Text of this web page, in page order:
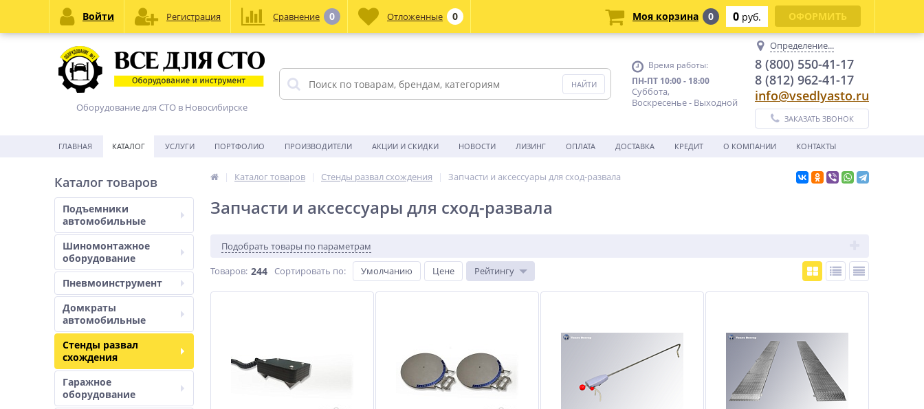
Оборудование для СТО в Новосибирске
Время работы:
ПН-ПТ 10:00 - 18:00
Суббота,
Воскресенье - Выходной
Определение...
8 (800) 550-41-17
8 (812) 962-41-17
info@vsedlyasto.ru
ЗАКАЗАТЬ ЗВОНОК
ГЛАВНАЯ КАТАЛОГ УСЛУГИ ПОРТФОЛИО ПРОИЗВОДИТЕЛИ АКЦИИ И СКИДКИ НОВОСТИ ЛИЗИНГ ОПЛАТА ДОСТАВКА КРЕДИТ О КОМПАНИИ КОНТАКТЫ
Каталог товаров
Подъемники
автомобильные
Шиномонтажное
оборудование
Пневмоинструмент
Домкраты
автомобильные
Стенды развал
схождения
Гаражное
оборудование
Каталог товаров Стенды развал схождения Запчасти и аксессуары для сход-развала
Запчасти и аксессуары для сход-развала
Подобрать товары по параметрам
Товаров: 244 Сортировать по: Умолчанию Цене Рейтингу
Войти Регистрация Сравнение 0 Отложенные 0 Моя корзина 0 0 руб. ОФОРМИТЬ